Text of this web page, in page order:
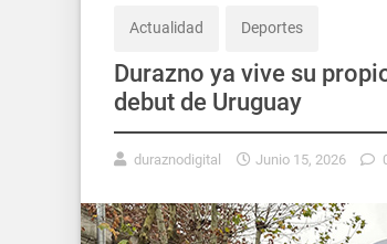
Actualidad Deportes
Durazno ya vive su
debut de Uruguay
duraznodigital Junio 15, 2026